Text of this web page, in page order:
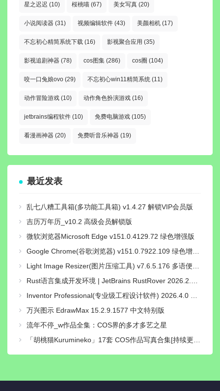
星之迟迟 (10) 桜桃喵 (67) 美女写真 (20)
小说阅读器 (31) 视频编辑软件 (43) 美颜相机 (17)
不忘初心精简系统下载 (16) 影视聚合应用 (35)
影视追剧神器 (78) cos图集 (286) cos圈 (104)
咬一口兔娘ovo (29) 不忘初心win11精简系统 (11)
动作冒险游戏 (10) 动作角色扮演游戏 (16)
jetbrains编程软件 (10) 免费电脑游戏 (105)
看漫画神器 (20) 免费听音乐神器 (19)
最近发表
乱七八糟工具箱(多功能工具箱) v1.4.27 解锁VIP会员版
吉历万年历_v10.2 高级会员解锁版
微软浏览器Microsoft Edge v151.0.4129.72 绿色增强版
Google Chrome(谷歌浏览器) v151.0.7922.109 绿色增强版
Light Image Resizer(图片压缩工具) v7.6.5.176 多语便携版
Rust语言集成开发环境 | JetBrains RustRover 2026.2.0 直装激活版
Inventor Professional(专业级工程设计软件) 2026.4.0 中文激活版
万兴图示 EdrawMax 15.2.9.1577 中文特别版
流年不停_w作品全集：COS界的多才多艺之星
「胡桃猫Kurumineko」17套 COS作品写真合集[持续更新],森系邻家妹妹的反差魅力